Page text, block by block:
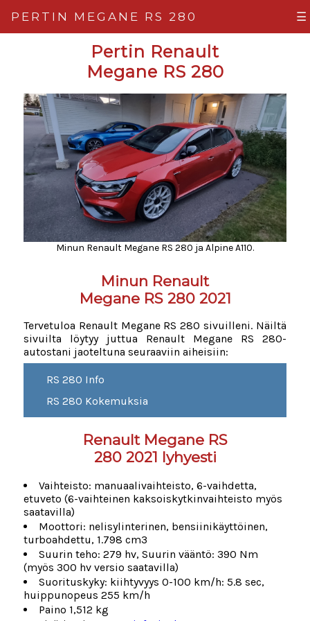
PERTIN MEGANE RS 280 ☰
Pertin Renault
Megane RS 280
Minun Renault Megane RS 280 ja Alpine A110.
Minun Renault
Megane RS 280 2021
Tervetuloa Renault Megane RS 280 sivuilleni. Näiltä
sivuilta löytyy juttua Renault Megane RS 280-
autostani jaoteltuna seuraaviin aiheisiin:
RS 280 Info
RS 280 Kokemuksia
Renault Megane RS
280 2021 lyhyesti
Vaihteisto: manuaalivaihteisto, 6-vaihdetta,
etuveto (6-vaihteinen kaksoiskytkinvaihteisto myös
saatavilla)
Moottori: nelisylinterinen, bensiinikäyttöinen,
turboahdettu, 1.798 cm3
Suurin teho: 279 hv, Suurin vääntö: 390 Nm
(myös 300 hv versio saatavilla)
Suorituskyky: kiihtyvyys 0-100 km/h: 5.8 sec,
huippunopeus 255 km/h
Paino 1,512 kg